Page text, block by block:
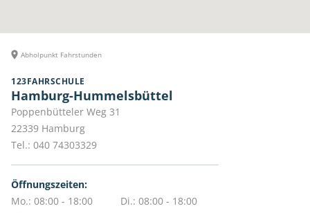
Abholpunkt Fahrstunden
123FAHRSCHULE
Hamburg-Hummelsbüttel
Poppenbütteler Weg 31
22339 Hamburg
Tel.: 040 74303329
Öffnungszeiten:
Mo.: 08:00 - 18:00
Di.: 08:00 - 18:00